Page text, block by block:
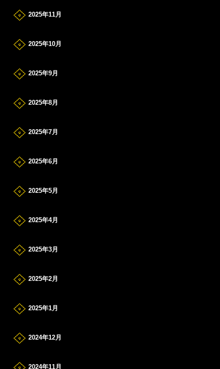
2025年11月
2025年10月
2025年9月
2025年8月
2025年7月
2025年6月
2025年5月
2025年4月
2025年3月
2025年2月
2025年1月
2024年12月
2024年11月